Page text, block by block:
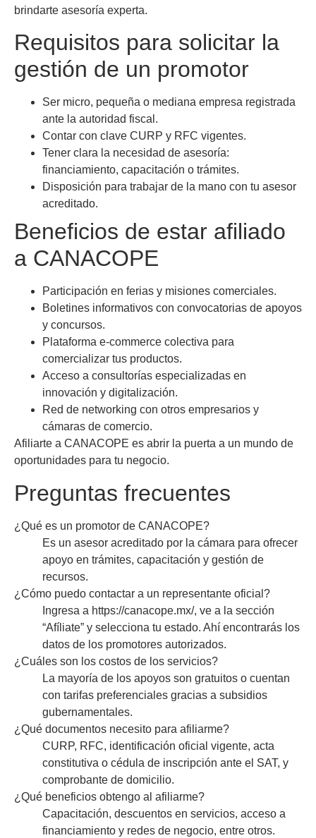
brindarte asesoría experta.
Requisitos para solicitar la
gestión de un promotor
Ser micro, pequeña o mediana empresa registrada
ante la autoridad fiscal.
Contar con clave CURP y RFC vigentes.
Tener clara la necesidad de asesoría:
financiamiento, capacitación o trámites.
Disposición para trabajar de la mano con tu asesor
acreditado.
Beneficios de estar afiliado
a CANACOPE
Participación en ferias y misiones comerciales.
Boletines informativos con convocatorias de apoyos
y concursos.
Plataforma e-commerce colectiva para
comercializar tus productos.
Acceso a consultorías especializadas en
innovación y digitalización.
Red de networking con otros empresarios y
cámaras de comercio.
Afiliarte a CANACOPE es abrir la puerta a un mundo de
oportunidades para tu negocio.
Preguntas frecuentes
¿Qué es un promotor de CANACOPE?
Es un asesor acreditado por la cámara para ofrecer
apoyo en trámites, capacitación y gestión de
recursos.
¿Cómo puedo contactar a un representante oficial?
Ingresa a https://canacope.mx/, ve a la sección
“Afíliate” y selecciona tu estado. Ahí encontrarás los
datos de los promotores autorizados.
¿Cuáles son los costos de los servicios?
La mayoría de los apoyos son gratuitos o cuentan
con tarifas preferenciales gracias a subsidios
gubernamentales.
¿Qué documentos necesito para afiliarme?
CURP, RFC, identificación oficial vigente, acta
constitutiva o cédula de inscripción ante el SAT, y
comprobante de domicilio.
¿Qué beneficios obtengo al afiliarme?
Capacitación, descuentos en servicios, acceso a
financiamiento y redes de negocio, entre otros.